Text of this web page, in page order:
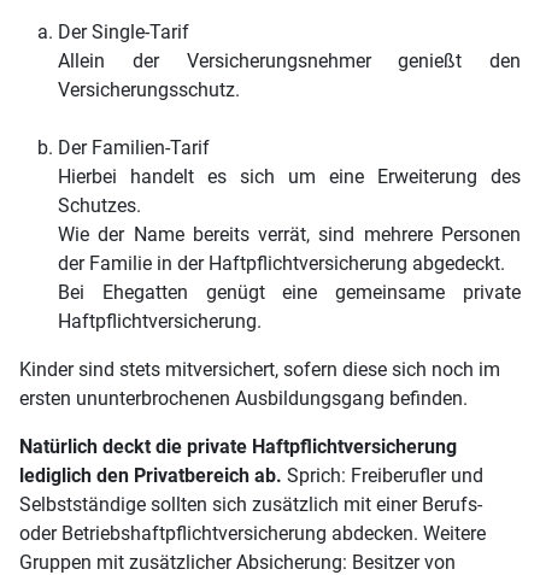
Der Single-Tarif
Allein der Versicherungsnehmer genießt den
Versicherungsschutz.
Der Familien-Tarif
Hierbei handelt es sich um eine Erweiterung des
Schutzes.
Wie der Name bereits verrät, sind mehrere Personen
der Familie in der Haftpflichtversicherung abgedeckt.
Bei Ehegatten genügt eine gemeinsame private
Haftpflichtversicherung.
Kinder sind stets mitversichert, sofern diese sich noch im
ersten ununterbrochenen Ausbildungsgang befinden.
Natürlich deckt die private Haftpflichtversicherung
lediglich den Privatbereich ab. Sprich: Freiberufler und
Selbstständige sollten sich zusätzlich mit einer Berufs-
oder Betriebshaftpflichtversicherung abdecken. Weitere
Gruppen mit zusätzlicher Absicherung: Besitzer von